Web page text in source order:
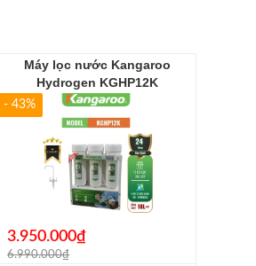
Máy lọc nước Kangaroo
Hydrogen KGHP12K
- 43%
3.950.000₫
6.990.000₫